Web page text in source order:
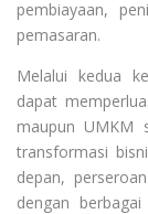
pembiayaan,
pemasaran.
Melalui kedua
dapat
maupun UMKM
transformasi
depan,
dengan